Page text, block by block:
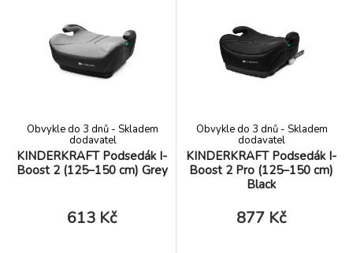
kg, takže je jednou z
nejlehčích ve své třídě –
ideální pro aktivní rodiče, kteří
ocení snadné přenášení a
bezproblémové používání.
třídě – ideální pro aktivní
rodiče, kteří ocení snadné
přenášení a bezproblémové
KINDERKRAFT Podsedák I-
Boost 2 (125–150 cm) Grey
Obvykle do 3 dnů - Skladem
dodavatel
613 Kč
KINDERKRAFT Podsedák I-
Boost 2 Pro (125–150 cm)
Black
Obvykle do 3 dnů - Skladem
dodavatel
877 Kč